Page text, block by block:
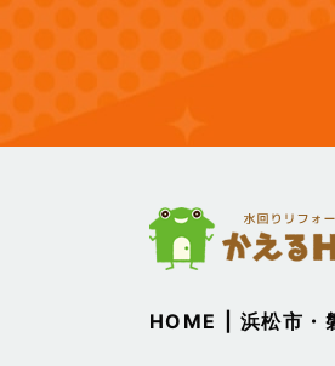
2024年10月 (15)
2024年7月 (17)
2024年6月 (14)
HOME | 浜松市・